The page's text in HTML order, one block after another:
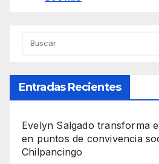
Entradas Recientes
Evelyn Salgado transforma
en puntos de convivencia
Chilpancingo